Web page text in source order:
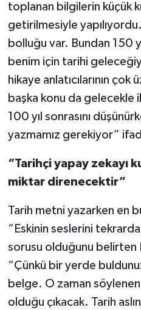
toplanan bilgilerin küçük
getirilmesiyle
bolluğu var. Bundan 150
benim için tarihi
hikaye anlatıcılarının
başka konu da gelecekle
100 yıl sonrasını
yazmamız gerekiyor”
“Tarihçi yapay zekayı
miktar direnecektir”
Tarih metni yazarken en
“Eskinin seslerini
sorusu olduğunu belirten
“Çünkü bir yerde
belge. O zaman
olduğu çıkacak. Tarih